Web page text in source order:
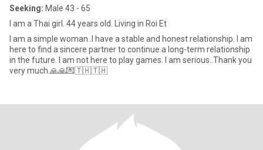
Seeking: Male 43 - 65
I am a Thai girl. 44 years old. Living in Roi Et
I am a simple woman..I have a stable and honest relationship. I am
here to find a sincere partner to continue a long-term relationship
in the future. I am not here to play games. I am serious..Thank you
very much.🙏🙏💌🇹🇭🇹🇭